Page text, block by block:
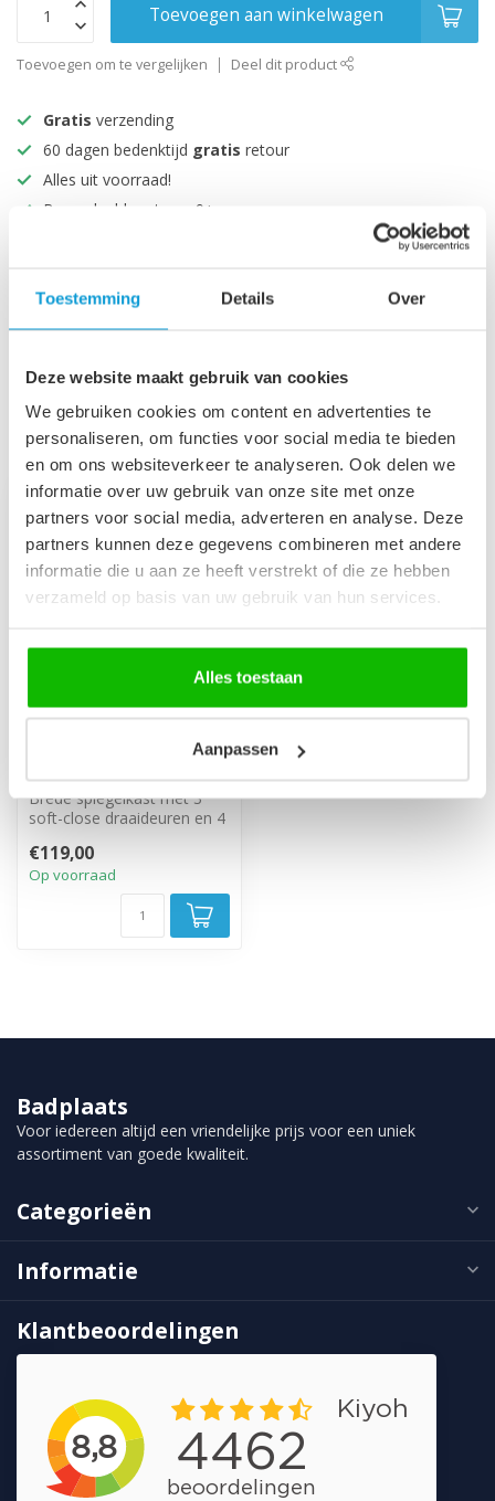
Toestemming Details Over
Deze website maakt gebruik van cookies
We gebruiken cookies om content en advertenties te
personaliseren, om functies voor social media te bieden
en om ons websiteverkeer te analyseren. Ook delen we
informatie over uw gebruik van onze site met onze
partners voor social media, adverteren en analyse. Deze
partners kunnen deze gegevens combineren met andere
informatie die u aan ze heeft verstrekt of die ze hebben
verzameld op basis van uw gebruik van hun services.
Alles toestaan
Aanpassen
Toevoegen aan winkelwagen
Toevoegen om te vergelijken Deel dit product
Gratis verzending
60 dagen bedenktijd gratis retour
Alles uit voorraad!
Beoordeeld met een 9+
Productomschrijving
Recent bekeken
Spiegelkast Siena 80 x
Brede spiegelkast met 3
soft-close draaideuren en 4
hoogg...
€119,00
Op voorraad
Badplaats
Voor iedereen altijd een vriendelijke prijs voor een uniek
assortiment van goede kwaliteit.
Categorieën
Informatie
Klantbeoordelingen